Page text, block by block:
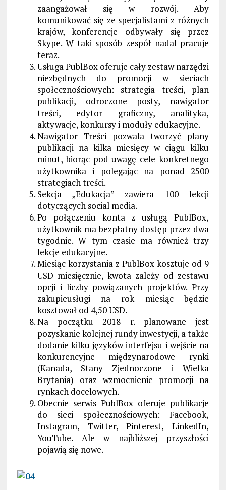
zaangażował się w rozwój. Aby
komunikować się ze specjalistami z różnych
krajów, konferencje odbywały się przez
Skype. W taki sposób zespół nadal pracuje
teraz.
Usługa PublBox oferuje cały zestaw narzędzi
niezbędnych do promocji w sieciach
społecznościowych: strategia treści, plan
publikacji, odroczone posty, nawigator
treści, edytor graficzny, analityka,
aktywacje, konkursy i moduły edukacyjne.
Nawigator Treści pozwala tworzyć plany
publikacji na kilka miesięcy w ciągu kilku
minut, biorąc pod uwagę cele konkretnego
użytkownika i polegając na ponad 2500
strategiach treści.
Sekcja „Edukacja” zawiera 100 lekcji
dotyczących social media.
Po połączeniu konta z usługą PublBox,
użytkownik ma bezpłatny dostęp przez dwa
tygodnie. W tym czasie ma również trzy
lekcje edukacyjne.
Miesiąc korzystania z PublBox kosztuje od 9
USD miesięcznie, kwota zależy od zestawu
opcji i liczby powiązanych projektów. Przy
zakupieusługi na rok miesiąc będzie
kosztował od 4,50 USD.
Na początku 2018 r. planowane jest
pozyskanie kolejnej rundy inwestycji, a także
dodanie kilku języków interfejsu i wejście na
konkurencyjne międzynarodowe rynki
(Kanada, Stany Zjednoczone i Wielka
Brytania) oraz wzmocnienie promocji na
rynkach docelowych.
Obecnie serwis PublBox oferuje publikacje
do sieci społecznościowych: Facebook,
Instagram, Twitter, Pinterest, LinkedIn,
YouTube. Ale w najbliższej przyszłości
pojawią się nowe.